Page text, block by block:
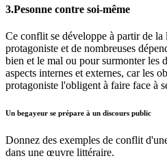
3.Pesonne contre soi-même
Ce conflit se développe à partir de la
protagoniste et de nombreuses
bien et le mal ou pour surmonter les
aspects internes et externes, car les
protagoniste l'obligent à faire face à
Un begayeur se prépare à un discours public
Donnez des exemples de conflit
dans une œuvre littéraire.